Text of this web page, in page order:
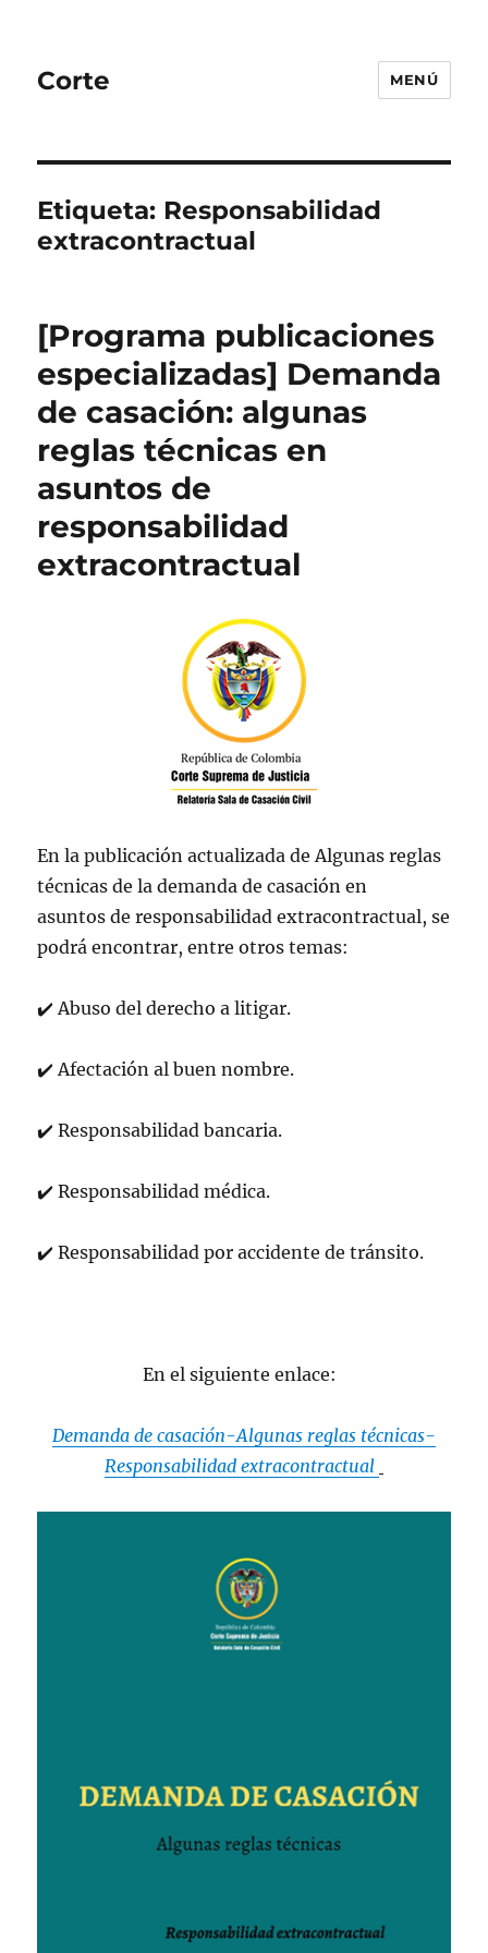
Corte MENÚ
Etiqueta: Responsabilidad
extracontractual
[Programa publicaciones
especializadas] Demanda
de casación: algunas
reglas técnicas en
asuntos de
responsabilidad
extracontractual
En la publicación actualizadade Algunas reglas
técnicas de la demanda de casación en
asuntos de responsabilidad extracontractual, se
podrá encontrar, entre otros temas:
✔ ️Abuso del derecho a litigar.
✔ ️Afectación al buen nombre.
✔ ️Responsabilidad bancaria.
✔ ️Responsabilidad médica.
✔ ️Responsabilidad por accidente de tránsito.
En el siguiente enlace:
Demanda de casación-Algunas reglas técnicas-
Responsabilidad extracontractual